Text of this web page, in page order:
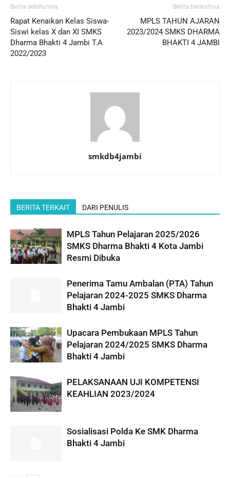
Berita sebelumya
Rapat Kenaikan Kelas Siswa-
Siswi kelas X dan XI SMKS
Dharma Bhakti 4 Jambi T.A
2022/2023
Berita berikutnya
MPLS TAHUN AJARAN
2023/2024 SMKS DHARMA
BHAKTI 4 JAMBI
smkdb4jambi
BERITA TERKAIT DARI PENULIS
MPLS Tahun Pelajaran 2025/2026
SMKS Dharma Bhakti 4 Kota Jambi
Resmi Dibuka
Penerima Tamu Ambalan (PTA) Tahun
Pelajaran 2024-2025 SMKS Dharma
Bhakti 4 Jambi
Upacara Pembukaan MPLS Tahun
Pelajaran 2024/2025 SMKS Dharma
Bhakti 4 Jambi
PELAKSANAAN UJI KOMPETENSI
KEAHLIAN 2023/2024
Sosialisasi Polda Ke SMK Dharma
Bhakti 4 Jambi